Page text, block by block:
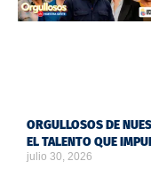
ORGULLOSOS DE
EL TALENTO QUE
julio 30, 2026